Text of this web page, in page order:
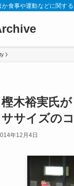
か食事や運動などに関す
樫木裕実氏
ササイズの
年12月4日